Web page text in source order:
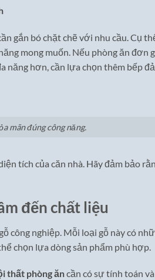
gắn bó chặt chẽ với nhu cầu. Cụ
mong muốn. Nếu phòng ăn đơn
năng hơn, cần lựa chọn thêm bếp
mãn đúng công năng.
tích của căn nhà. Hãy đảm bảo
đến chất liệu
công nghiệp. Mỗi loại gỗ này có
chọn lựa dòng sản phẩm phù hợp.
thất phòng ăncần có sự tính toán và